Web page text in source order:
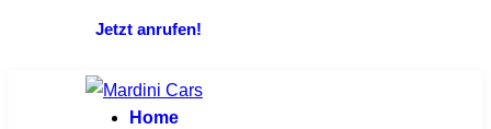
Jetzt anrufen!
Home